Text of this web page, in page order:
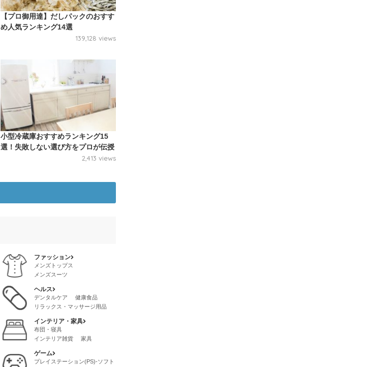
【プロ御用達】だしパックのおすす
め人気ランキング14選
139,128 views
小型冷蔵庫おすすめランキング15
選！失敗しない選び方をプロが伝授
2,413 views
ファッション
メンズトップス
メンズスーツ
メンズボトムス
メンズインナー
ヘルス
デンタルケア
健康食品
リラックス・マッサージ用品
健康グッズ
インテリア・家具
布団・寝具
インテリア雑貨
家具
ゲーム
プレイステーション(PS)-ソフト